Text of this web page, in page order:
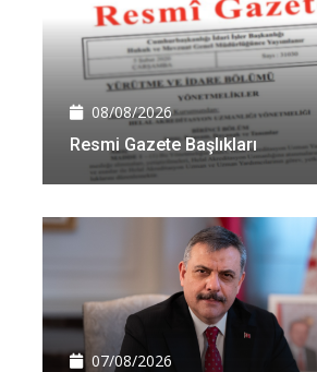
08/08/2026
Resmi Gazete Başlıkları
07/08/2026